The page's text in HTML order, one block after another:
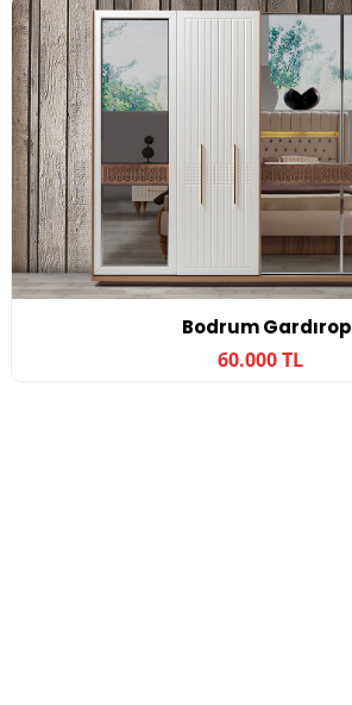
Bodrum Gardırop
60.000 TL